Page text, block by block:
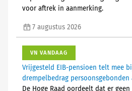
voor aftrek in aanmerking.
7 augustus 2026
VN VANDAAG
Vrijgesteld EIB-pensioen telt mee
drempelbedrag persoonsgebonden
De Hoge Raad oordeelt dat er